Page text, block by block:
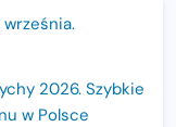
września.
2026. Szybkie
w Polsce